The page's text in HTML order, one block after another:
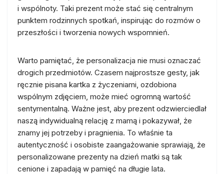
i wspólnoty. Taki prezent może stać się centralnym
punktem rodzinnych spotkań, inspirując do rozmów o
przeszłości i tworzenia nowych wspomnień.
Warto pamiętać, że personalizacja nie musi oznaczać
drogich przedmiotów. Czasem najprostsze gesty, jak
ręcznie pisana kartka z życzeniami, ozdobiona
wspólnym zdjęciem, może mieć ogromną wartość
sentymentalną. Ważne jest, aby prezent odzwierciedlał
naszą indywidualną relację z mamą i pokazywał, że
znamy jej potrzeby i pragnienia. To właśnie ta
autentyczność i osobiste zaangażowanie sprawiają, że
personalizowane prezenty na dzień matki są tak
cenione i zapadają w pamięć na długie lata.